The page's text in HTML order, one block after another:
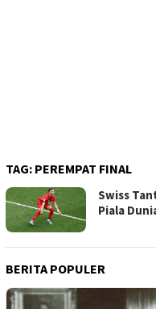
TAG: PEREMPAT FINAL
Swiss
Piala
BERITA POPULER